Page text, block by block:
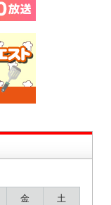
金 土